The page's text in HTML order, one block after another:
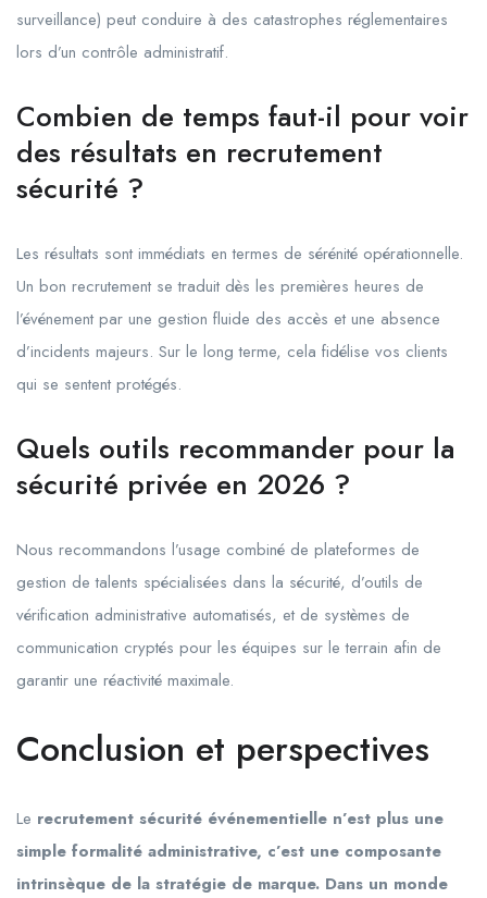
surveillance) peut conduire à des catastrophes réglementaires
lors d’un contrôle administratif.
Combien de temps faut-il pour voir
des résultats en recrutement
sécurité ?
Les résultats sont immédiats en termes de sérénité opérationnelle.
Un bon recrutement se traduit dès les premières heures de
l’événement par une gestion fluide des accès et une absence
d’incidents majeurs. Sur le long terme, cela fidélise vos clients
qui se sentent protégés.
Quels outils recommander pour la
sécurité privée en 2026 ?
Nous recommandons l’usage combiné de plateformes de
gestion de talents spécialisées dans la sécurité, d’outils de
vérification administrative automatisés, et de systèmes de
communication cryptés pour les équipes sur le terrain afin de
garantir une réactivité maximale.
Conclusion et perspectives
Le recrutement sécurité événementielle n’est plus une
simple formalité administrative, c’est une composante
intrinsèque de la stratégie de marque. Dans un monde